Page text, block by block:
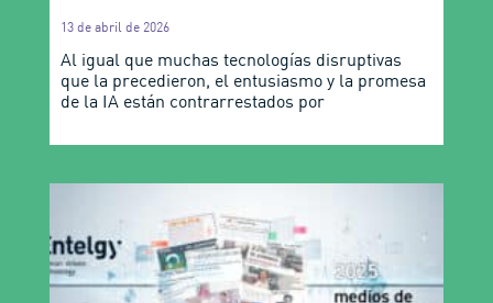
13 de abril de 2026
Al igual que muchas tecnologías disruptivas
que la precedieron, el entusiasmo y la promesa
de la IA están contrarrestados por